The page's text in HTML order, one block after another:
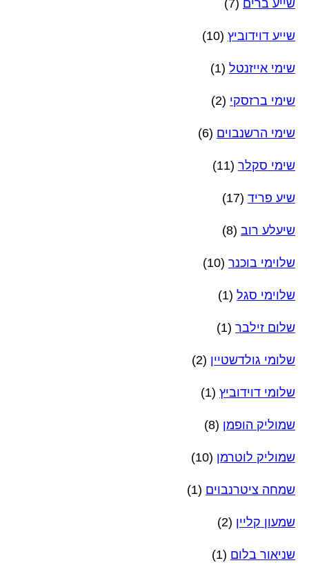
שייע ברים (7)
שייע דוידוביץ (10)
שימי אייזנטל (1)
שימי ברזסקי (2)
שימי הרשנבוים (6)
שימי סקלר (11)
שיע פריד (17)
שיעלע רוב (8)
שלוימי בוכנר (10)
שלוימי סגל (1)
שלום זילבר (1)
שלומי גולדשטיין (2)
שלומי דוידוביץ (1)
שמוליק הופמן (8)
שמוליק לוטרמן (10)
שמחה ציטרנבוים (1)
שמעון קליין (2)
שניאור בלום (1)